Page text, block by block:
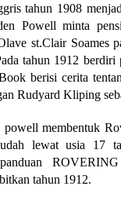
tahun 1908
Powell minta
st.Clair Soames
tahun 1912
berisi cerita
Rudyard Kliping
membentuk
lewat usia 17
tahun 1912.